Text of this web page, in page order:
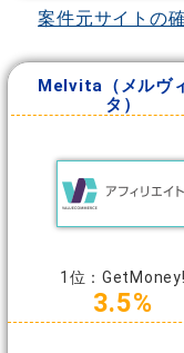
案件元サイトの
Melvita（メルヴ
タ）
1位：GetMoney!
3.5%